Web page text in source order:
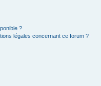
?
légales concernant ce forum ?